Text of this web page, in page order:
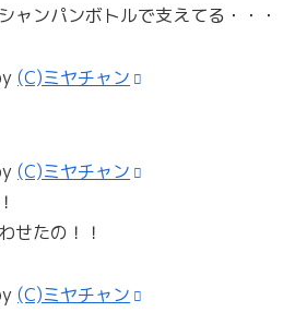
ャンパンボトルで支えてる・・・
(C)ミヤチャン
(C)ミヤチャン
せたの！！
(C)ミヤチャン